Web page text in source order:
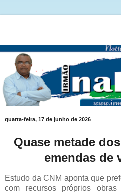
quarta-feira, 17 de junho de 2026
Quase metade
emendas de
Estudo da CNM aponta que
com recursos próprios